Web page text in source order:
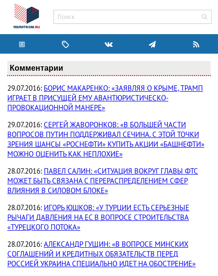
Комментарии
29.07.2016: БОРИС МАКАРЕНКО: «ЗАЯВЛЯЯ О КРЫМЕ, ТРАМП
ИГРАЕТ В ПРИСУЩЕЙ ЕМУ АВАНТЮРИСТИЧЕСКО-
ПРОВОКАЦИОННОЙ МАНЕРЕ»
29.07.2016: СЕРГЕЙ ЖАВОРОНКОВ: «В БОЛЬШЕЙ ЧАСТИ
ВОПРОСОВ ПУТИН ПОДДЕРЖИВАЛ СЕЧИНА. С ЭТОЙ ТОЧКИ
ЗРЕНИЯ ШАНСЫ «РОСНЕФТИ» КУПИТЬ АКЦИИ «БАШНЕФТИ»
МОЖНО ОЦЕНИТЬ КАК НЕПЛОХИЕ»
28.07.2016: ПАВЕЛ САЛИН: «СИТУАЦИЯ ВОКРУГ ГЛАВЫ ФТС
МОЖЕТ БЫТЬ СВЯЗАНА С ПЕРЕРАСПРЕДЕЛЕНИЕМ СФЕР
ВЛИЯНИЯ В СИЛОВОМ БЛОКЕ»
28.07.2016: ИГОРЬ ЮШКОВ: «У ТУРЦИИ ЕСТЬ СЕРЬЕЗНЫЕ
РЫЧАГИ ДАВЛЕНИЯ НА ЕС В ВОПРОСЕ СТРОИТЕЛЬСТВА
«ТУРЕЦКОГО ПОТОКА»
28.07.2016: АЛЕКСАНДР ГУЩИН: «В ВОПРОСЕ МИНСКИХ
СОГЛАШЕНИЙ И КРЕДИТНЫХ ОБЯЗАТЕЛЬСТВ ПЕРЕД
РОССИЕЙ УКРАИНА СПЕЦИАЛЬНО ИДЕТ НА ОБОСТРЕНИЕ»